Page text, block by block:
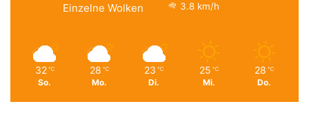
Einzelne Wolken
3.8 km/h
32 ℃
So.
28 ℃
Mo.
23 ℃
Di.
25 ℃
Mi.
28 ℃
Do.